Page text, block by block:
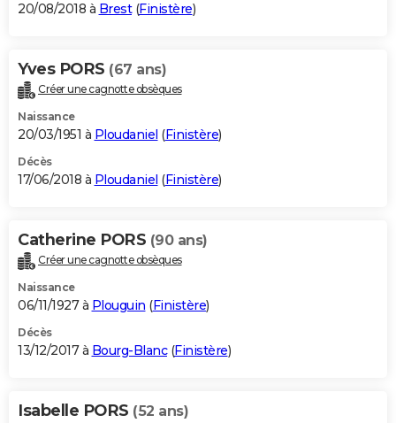
20/08/2018 à Brest(Finistère)
Yves PORS (67 ans)
Créer une cagnotte obsèques
Naissance
20/03/1951 à Ploudaniel (Finistère)
Décès
17/06/2018 à Ploudaniel (Finistère)
Catherine PORS (90 ans)
Créer une cagnotte obsèques
Naissance
06/11/1927 à Plouguin (Finistère)
Décès
13/12/2017 à Bourg-Blanc(Finistère)
Isabelle PORS (52 ans)